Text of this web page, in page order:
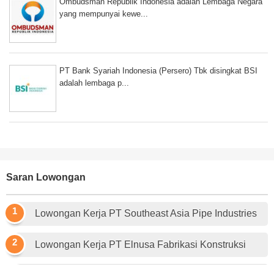
yang mempunyai kewe...
PT Bank Syariah Indonesia (Persero) Tbk disingkat BSI
adalah lembaga p...
Saran Lowongan
Lowongan Kerja PT Southeast Asia Pipe Industries
Lowongan Kerja PT Elnusa Fabrikasi Konstruksi